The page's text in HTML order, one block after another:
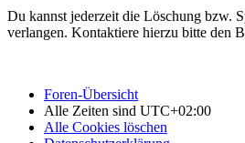
Du kannst jederzeit die Löschung bzw.
verlangen. Kontaktiere hierzu bitte den
Foren-Übersicht
Alle Zeiten sind UTC+02:00
Alle Cookies löschen